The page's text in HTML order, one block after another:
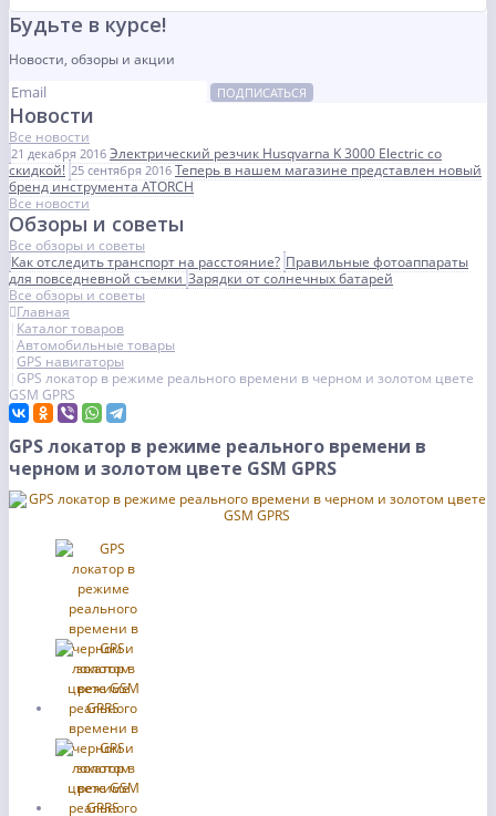
Будьте в курсе!
Новости, обзоры и акции
ПОДПИСАТЬСЯ
Новости
Все новости
21 декабря 2016 Электрический резчик Husqvarna K 3000 Electric со
скидкой! 25 сентября 2016 Теперь в нашем магазине представлен новый
бренд инструмента ATORCH
Все новости
Обзоры и советы
Все обзоры и советы
Как отследить транспорт на расстояние? Правильные фотоаппараты
для повседневной съемкиЗарядки от солнечных батарей
Все обзоры и советы
Главная
Каталог товаров
Автомобильные товары
GPS навигаторы
GPS локатор в режиме реального времени в черном и золотом цвете
GSM GPRS
GPS локатор в режиме реального времени в
черном и золотом цвете GSM GPRS